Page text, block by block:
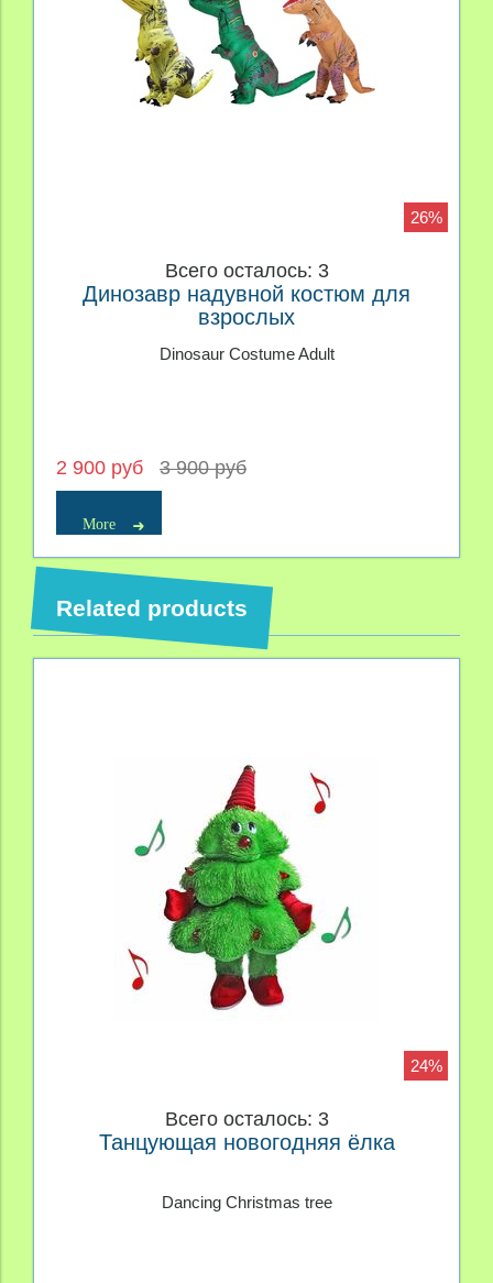
26%
Всего осталось: 3
Динозавр надувной костюм для
взрослых
Dinosaur Costume Adult
2 900 руб 3 900 руб
More
Related products
24%
Всего осталось: 3
Танцующая новогодняя ёлка
Dancing Christmas tree